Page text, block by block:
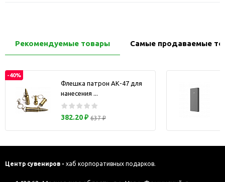
Рекомендуемые товары Самые продаваемые
-40%
Флешка патрон АК-47 для
нанесения ...
382.20 ₽ 637 ₽
Центр сувениров - хаб корпоративных подарков.